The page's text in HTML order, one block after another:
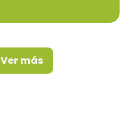
Ver más